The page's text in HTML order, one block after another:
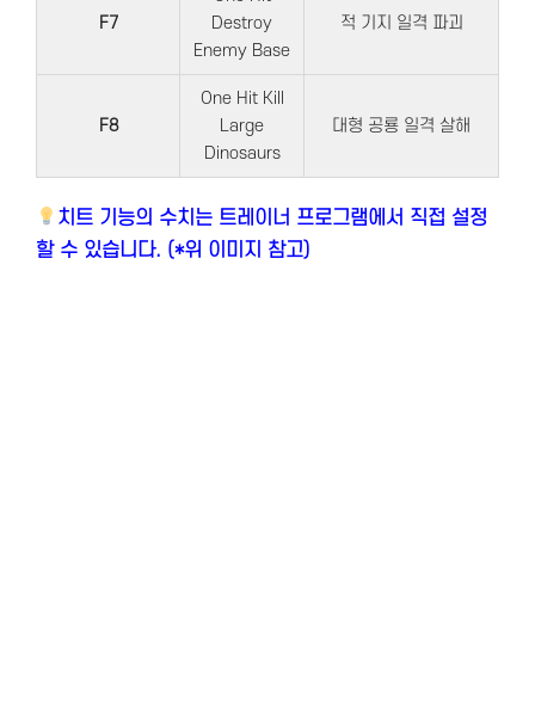
F7
Destroy
Enemy Base
적 기지 일격 파괴
F8
One Hit Kill
Large
Dinosaurs
대형 공룡 일격 살해
치트 기능의 수치는 트레이너 프로그램에서 직접 설정
할 수 있습니다. (*위 이미지 참고)